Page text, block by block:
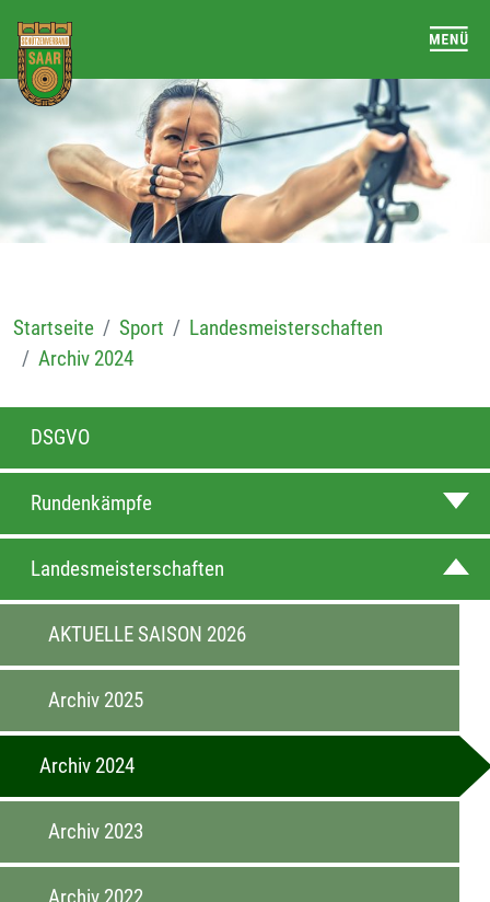
Startseite Sport
Landesmeisterschaften
Archiv 2024
DSGVO
Rundenkämpfe
Landesmeisterschaften
AKTUELLE SAISON 2026
Archiv 2025
Archiv 2024
Archiv 2023
Archiv 2022